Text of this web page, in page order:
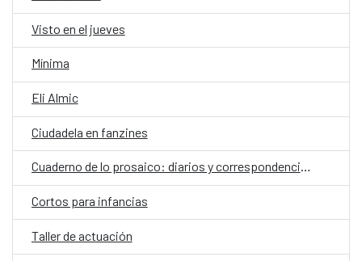
Visto en el jueves
Mínima
Eli Almic
Ciudadela en fanzines
Cuaderno de lo prosaico: diarios y correspondencias
Cortos para infancias
Taller de actuación